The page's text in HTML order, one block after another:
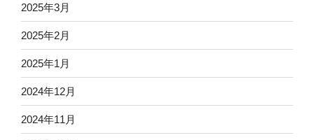
2025年3月
2025年2月
2025年1月
2024年12月
2024年11月